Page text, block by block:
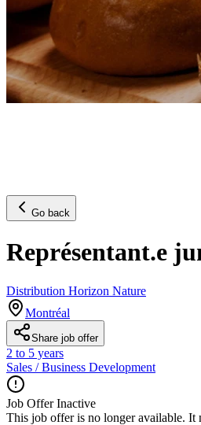
Go back
Représentant.e
Distribution Horizon Nature
Montréal
Share job offer
2 to 5 years
Sales / Business Development
Job Offer Inactive
This job offer is no longer available. It